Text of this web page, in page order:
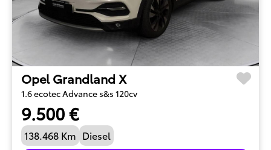
Opel Grandland X
1.6 ecotec Advance s&s 120cv
9.500 €
138.468 Km Diesel